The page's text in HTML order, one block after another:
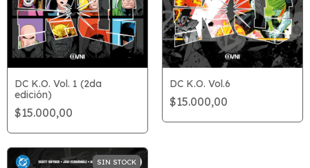
DC K.O. Vol. 1 (2da
edición)
$15.000,00
DC K.O. Vol.6
$15.000,00
SIN STOCK